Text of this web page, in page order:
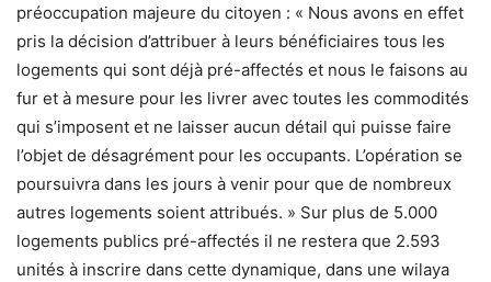
préoccupation majeure du citoyen : « Nous avons en effet
pris la décision d’attribuer à leurs bénéficiaires tous les
logements qui sont déjà pré-affectés et nous le faisons au
fur et à mesure pour les livrer avec toutes les commodités
qui s’imposent et ne laisser aucun détail qui puisse faire
l’objet de désagrément pour les occupants. L’opération se
poursuivra dans les jours à venir pour que de nombreux
autres logements soient attribués. » Sur plus de 5.000
logements publics pré-affectés il ne restera que 2.593
unités à inscrire dans cette dynamique, dans une wilaya